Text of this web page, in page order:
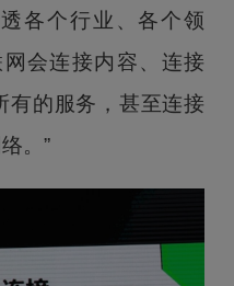
各个行业、各个领
会连接内容、连接
有的服务，甚至连接
。”